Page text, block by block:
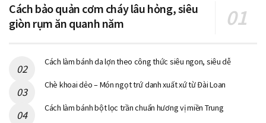
Cách bảo quản cơm cháy lâu hỏng, siêu
giòn rụm ăn quanh năm
Cách làm bánh da lợn theo công thức siêu ngon, siêu dễ
Chè khoai dẻo – Món ngọt trứ danh xuất xứ từ Đài Loan
Cách làm bánh bột lọc trần chuẩn hương vị miền Trung